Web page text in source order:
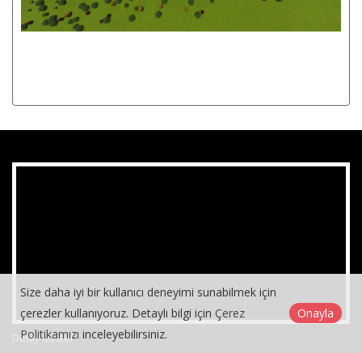
Detay Göster
Size daha iyi bir kullanıcı deneyimi sunabilmek için
çerezler kullanıyoruz. Detaylı bilgi için Çerez
Politikamızı inceleyebilirsiniz.
Onayla